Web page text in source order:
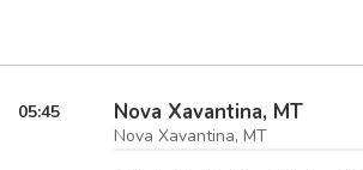
05:45 Nova Xavantina, MT
Nova Xavantina, MT